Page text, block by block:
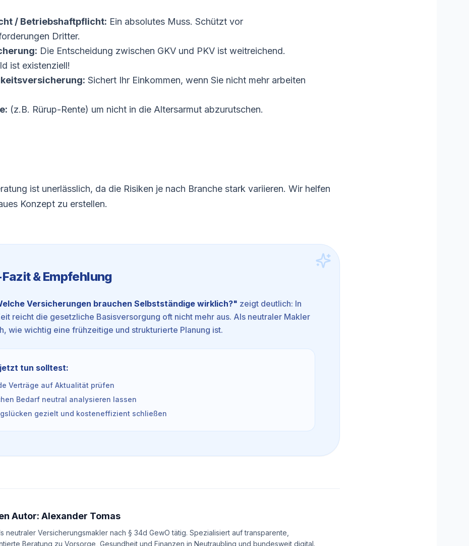
/ Betriebshaftpflicht: Ein absolutes Muss. Schützt vor
Dritter.
Die Entscheidung zwischen GKV und PKV ist weitreichend.
ist existenziell!
Sichert Ihr Einkommen, wenn Sie nicht mehr arbeiten
(z.B. Rürup-Rente) um nicht in die Altersarmut abzurutschen.
ist unerlässlich, da die Risiken je nach Branche stark variieren. Wir helfen
Konzept zu erstellen.
& Empfehlung
Versicherungen brauchen Selbstständige wirklich?" zeigt deutlich: In
reicht die gesetzliche Basisversorgung oft nicht mehr aus. Als neutraler Makler
wie wichtig eine frühzeitige und strukturierte Planung ist.
tun solltest:
Verträge auf Aktualität prüfen
Bedarf neutral analysieren lassen
gezielt und kosteneffizient schließen
Autor: Alexander Tomas
neutraler Versicherungsmakler nach § 34d GewO tätig. Spezialisiert auf transparente,
Beratung zu Vorsorge, Gesundheit und Finanzen in Neutraubling und bundesweit digital.